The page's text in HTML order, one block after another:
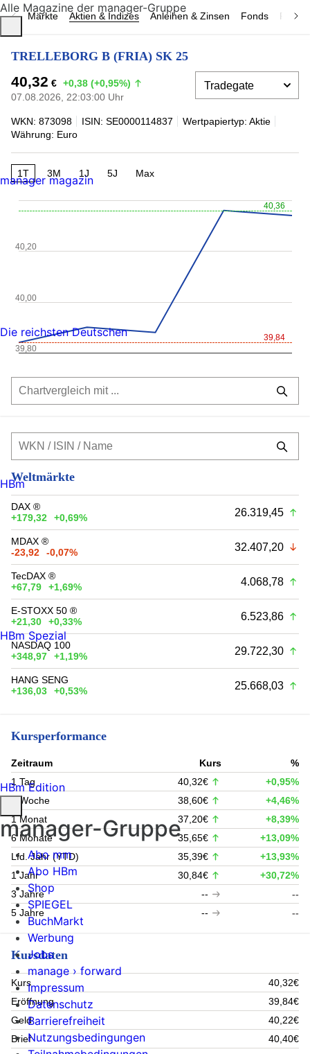
Märkte Aktien & Indizes Anleihen & Zinsen Fonds
TRELLEBORG B (FRIA) SK 25
40,32 € +0,38 (+0,95%)
07.08.2026, 22:03:00 Uhr
WKN: 873098 ISIN: SE0000114837
Wertpapiertyp: Aktie
Währung: Euro
1T 3M 1J 5J Max
40,36
39,84
39,80
40,00
40,20
Weltmärkte
DAX ®
+179,32
+0,69% 26.319,45
MDAX ®
-23,92
-0,07% 32.407,20
TecDAX ®
+67,79
+1,69% 4.068,78
E-STOXX 50 ®
+21,30
+0,33% 6.523,86
NASDAQ 100
+348,97
+1,19% 29.722,30
HANG SENG
+136,03
+0,53% 25.668,03
Kursperformance
Zeitraum Kurs
%
1 Tag
40,32€
+0,95%
1 Woche
38,60€
+4,46%
1 Monat
37,20€
+8,39%
6 Monate
35,65€
+13,09%
Lfd. Jahr (YTD)
35,39€
+13,93%
1 Jahr
30,84€
+30,72%
3 Jahre
--
--
5 Jahre
-- --
Kursdaten
Kurs
40,32€
Eröffnung
39,84€
Geld
40,22€
Brief
40,40€
Alle Magazine der manager-Gruppe
manager magazin
Die reichsten Deutschen
HBm
HBm Spezial
HBm Edition
manager-Gruppe
Abo mm
Abo HBm
Shop
SPIEGEL
BuchMarkt
Werbung
Jobs
manage › forward
Impressum
Datenschutz
Barrierefreiheit
Nutzungsbedingungen